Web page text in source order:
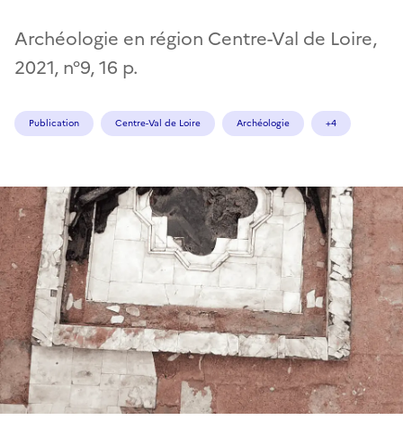
Archéologie en région Centre-Val de Loire,
2021, n°9, 16 p.
Publication Centre-Val de Loire Archéologie +4